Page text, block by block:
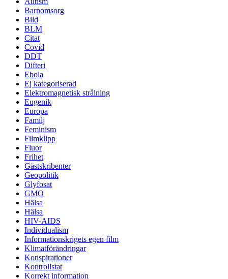
Barnomsorg
Bild
BLM
Citat
Covid
DDT
Difteri
Ebola
Ej kategoriserad
Elektromagnetisk strålning
Eugenik
Europa
Familj
Feminism
Filmklipp
Fluor
Frihet
Gästskribenter
Geopolitik
Glyfosat
GMO
Hälsa
Hälsa
HIV-AIDS
Individualism
Informationskrigets egen film
Klimatförändringar
Konspirationer
Kontrollstat
Korrekt information